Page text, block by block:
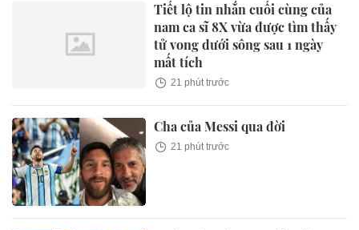
Tiết lộ tin nhắn cuối cùng của
nam ca sĩ 8X vừa được tìm thấy
tử vong dưới sông sau 1 ngày
mất tích
21 phút trước
Cha của Messi qua đời
21 phút trước